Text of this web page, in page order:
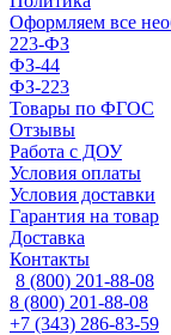
Оформляем все
223-ФЗ
ФЗ-44
ФЗ-223
Товары по ФГОС
Отзывы
Работа с ДОУ
Условия оплаты
Условия доставки
Гарантия на товар
Доставка
Контакты
8 (800) 201-88-08
8 (800) 201-88-08
+7 (343) 286-83-59